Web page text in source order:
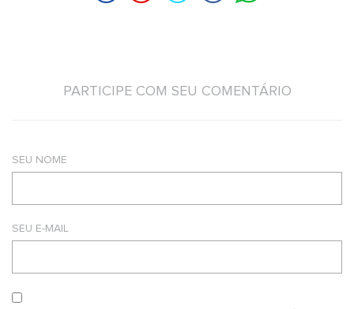
PARTICIPE COM SEU COMENTÁRIO
SEU NOME
SEU E-MAIL